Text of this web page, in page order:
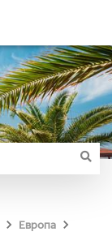
Европа